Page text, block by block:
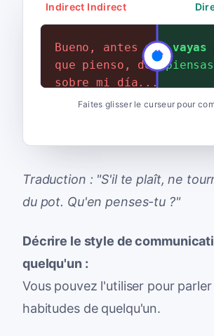
Indirect Indirect
Bueno, antes de
que pienso, déjame
sobre mi día...
Por favor,no te vayas
las ramas. ¿Qué
Faites glisser le curseur pour
Traduction : "S'il te plaît, ne
du pot. Qu'en penses-tu ?"
Décrire le style de
quelqu'un :
Vous pouvez l'utiliser pour parler
habitudes de quelqu'un.